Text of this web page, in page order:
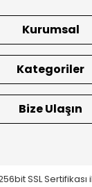
Kurumsal
Kategoriler
Bize Ulaşın
SSL